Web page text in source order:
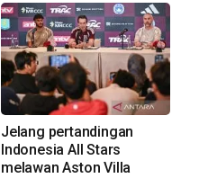
Jelang pertandingan
Indonesia All Stars
melawan Aston Villa